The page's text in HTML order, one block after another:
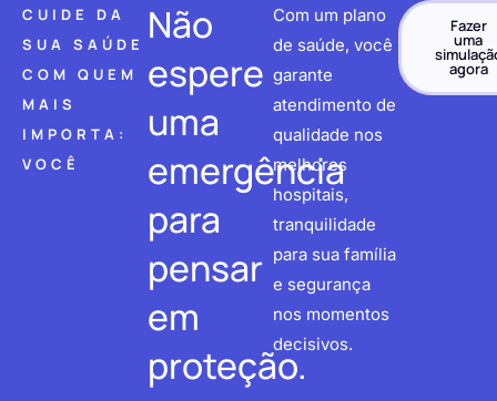
CUIDE DA
SUA SAÚDE
COM QUEM
MAIS
IMPORTA:
VOCÊ
Não
espere
uma
emergência
para
pensar
em
proteção.
Com um plano
de saúde, você
garante
atendimento de
qualidade nos
melhores
hospitais,
tranquilidade
para sua família
e segurança
nos momentos
decisivos.
Fazer
uma
agora